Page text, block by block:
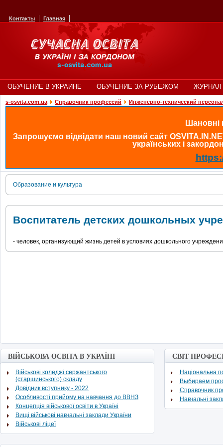
Контакты Главная
ОБУЧЕНИЕ В УКРАИНЕ ОБУЧЕНИЕ ЗА РУБЕЖОМ ЖУРНАЛ
s-osvita.com.ua Cправочник профессий Инженерно-технический
Шановні
Запрошуємо відвідати наш новий сайт
українських і
Образование и культура
Воспитатель детских дошкольных
- человек, организующий жизнь детей в условиях дошкольного
ВІЙСЬКОВА ОСВІТА В УКРАЇНІ
Військові коледжі сержантського
(старшинського) складу
Довідник вступнику - 2022
Особливості прийому на навчання до ВВНЗ
Концепція військової освіти в Україні
Вищі військові навчальні заклади України
Військові ліцеї
СВІТ
Національна
Выбираем
Cправочник
Навчальні